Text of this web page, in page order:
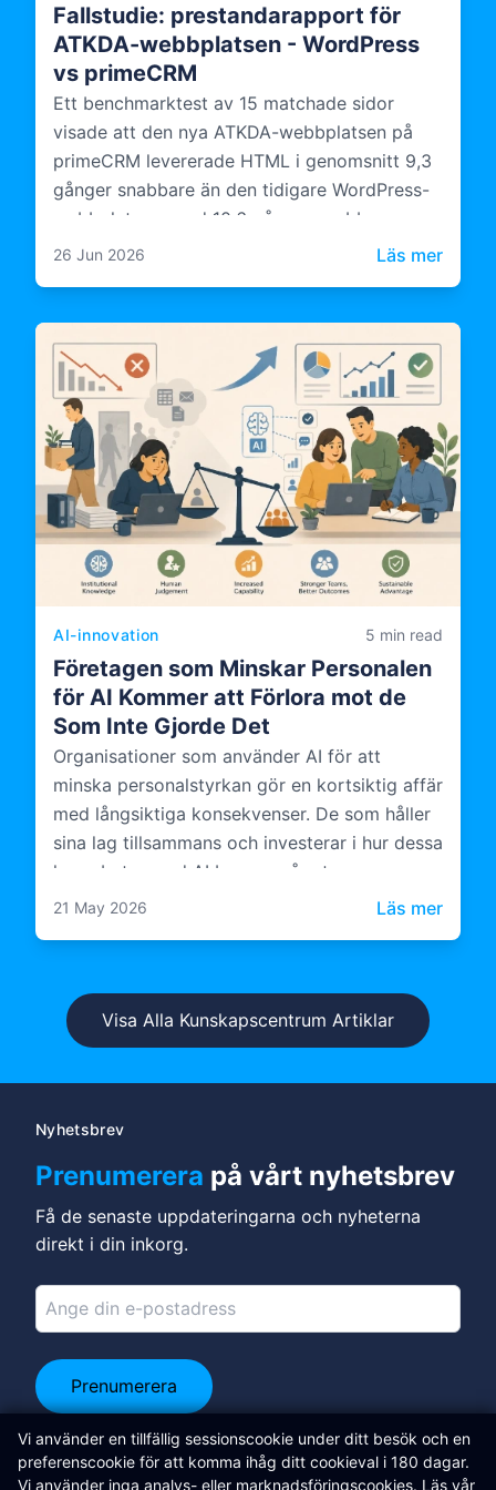
Fallstudie: prestandarapport för
ATKDA-webbplatsen - WordPress
vs primeCRM
Ett benchmarktest av 15 matchade sidor
visade att den nya ATKDA-webbplatsen på
primeCRM levererade HTML i genomsnitt 9,3
gånger snabbare än den tidigare WordPress-
webbplatsen, med 10,6 gånger snabbare
serverbearbetning.
26 Jun 2026 Läs mer:
AI-innovation 5 min read
Företagen som Minskar Personalen
för AI Kommer att Förlora mot de
Som Inte Gjorde Det
Organisationer som använder AI för att
minska personalstyrkan gör en kortsiktig affär
med långsiktiga konsekvenser. De som håller
sina lag tillsammans och investerar i hur dessa
lag arbetar med AI bygger något mer
varaktigt.
21 May 2026 Läs mer:
Visa Alla Kunskapscentrum Artiklar
Nyhetsbrev
Prenumerera på vårt nyhetsbrev
Få de senaste uppdateringarna och nyheterna
direkt i din inkorg.
Prenumerera
Libertas Software Research Ltd
Vi använder en tillfällig sessionscookie under ditt besök och en
preferenscookie för att komma ihåg ditt cookieval i 180 dagar.
Vi använder inga analys- eller marknadsföringscookies. Läs vår